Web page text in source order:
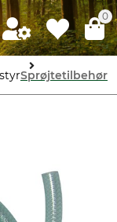
0
Sprøjtetilbehør